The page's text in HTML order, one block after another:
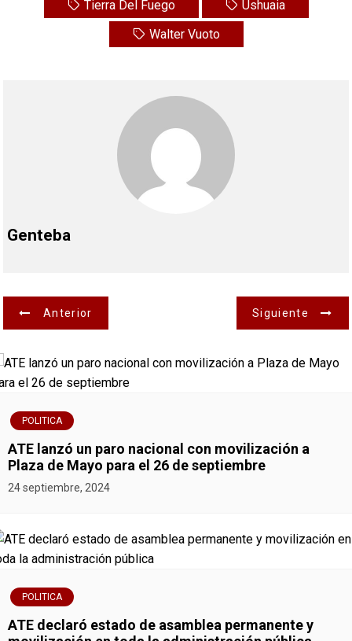
Tierra Del Fuego
Ushuaia
Walter Vuoto
Genteba
N
a
v
e
g
a
i
ó
n
Anterior Siguiente
POLITICA
ATE lanzó un paro nacional con movilización a
Plaza de Mayo para el 26 de septiembre
24 septiembre, 2024
POLITICA
ATE declaró estado de asamblea permanente y